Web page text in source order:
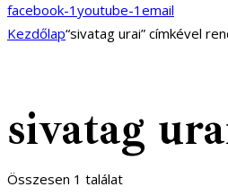
facebook-1 youtube-1 email
Kezdőlap“sivatag urai” címkével
sivatag
Összesen 1 találat